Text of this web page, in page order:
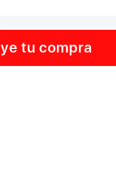
tu compra